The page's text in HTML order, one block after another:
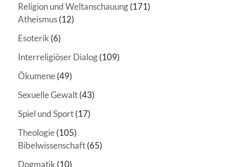
Religion und Weltanschauung(171)
Atheismus(12)
Esoterik (6)
Interreligiöser Dialog(109)
Ökumene(49)
Sexuelle Gewalt(43)
Spiel und Sport(17)
Theologie(105)
Bibelwissenschaft(65)
Dogmatik (10)